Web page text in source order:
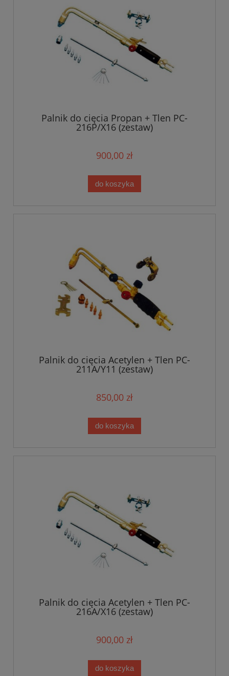
Palnik do cięcia Propan + Tlen PC-
216P/X16 (zestaw)
900,00 zł
do koszyka
Palnik do cięcia Acetylen + Tlen PC-
211A/Y11 (zestaw)
850,00 zł
do koszyka
Palnik do cięcia Acetylen + Tlen PC-
216A/X16 (zestaw)
900,00 zł
do koszyka